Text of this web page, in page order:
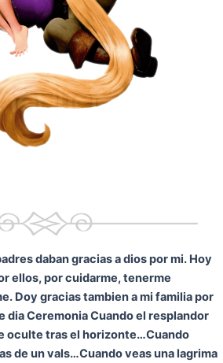
daban gracias a dios por mi. Hoy
ellos, por cuidarme, tenerme
Doy gracias tambien a mi familia por
dia CeremoniaCuando el resplandor
oculte tras el horizonte…Cuando
de un vals…Cuando veas una lagrima